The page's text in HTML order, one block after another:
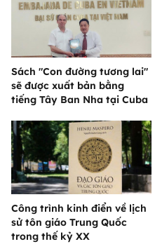
Sách "Con đường tương lai"
sẽ được xuất bản bằng
tiếng Tây Ban Nha tại Cuba
Công trình kinh điển về lịch
sử tôn giáo Trung Quốc
trong thế kỷ XX